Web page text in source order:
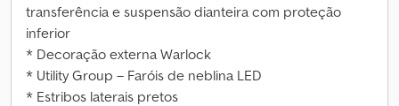
transferência e suspensão dianteira com proteção
inferior
* Decoração externa Warlock
* Utility Group – Faróis de neblina LED
* Estribos laterais pretos